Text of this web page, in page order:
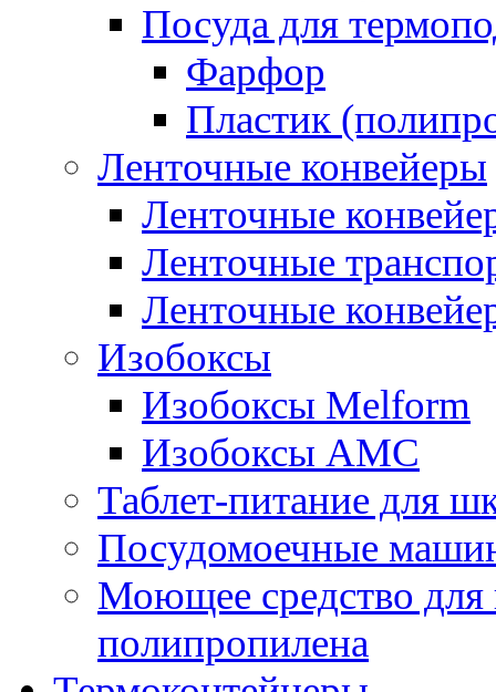
Посуда для
Фарфор
Пластик
Ленточные конвейеры
Ленточные
Ленточные
Ленточные
Изобоксы
Изобоксы Melform
Изобоксы AMC
Таблет-питание для
Посудомоечные
Моющее средство для
полипропилена